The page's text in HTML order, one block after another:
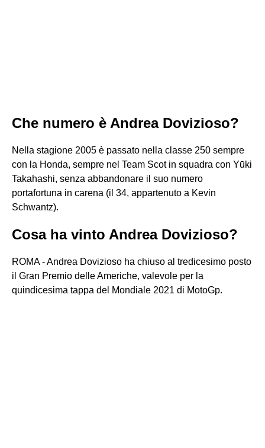
Che numero è Andrea Dovizioso?
Nella stagione 2005 è passato nella classe 250 sempre
con la Honda, sempre nel Team Scot in squadra con Yūki
Takahashi, senza abbandonare il suo numero
portafortuna in carena (il 34, appartenuto a Kevin
Schwantz).
Cosa ha vinto Andrea Dovizioso?
ROMA - Andrea Dovizioso ha chiuso al tredicesimo posto
il Gran Premio delle Americhe, valevole per la
quindicesima tappa del Mondiale 2021 di MotoGp.